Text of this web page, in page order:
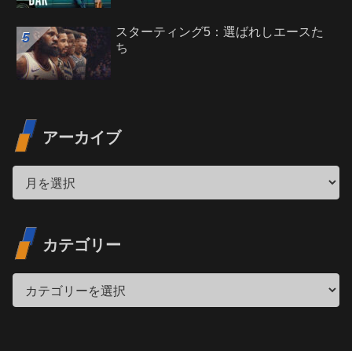
スターティング5：選ばれしエースた
ち
アーカイブ
カテゴリー